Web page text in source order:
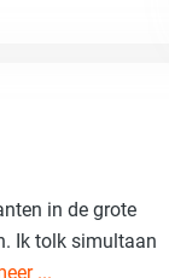
in de grote
Ik tolk simultaan
...